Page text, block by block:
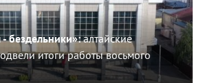
бездельники»:алтайские
итоги работы восьмого